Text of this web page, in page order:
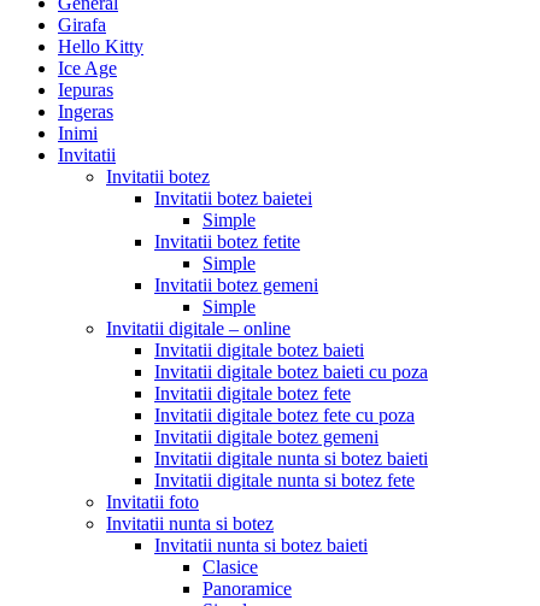
Girafa
Hello Kitty
Ice Age
Iepuras
Ingeras
Inimi
Invitatii
Invitatii botez
Invitatii botez baietei
Simple
Invitatii botez fetite
Simple
Invitatii botez gemeni
Simple
Invitatii digitale – online
Invitatii digitale botez baieti
Invitatii digitale botez baieti cu poza
Invitatii digitale botez fete
Invitatii digitale botez fete cu poza
Invitatii digitale botez gemeni
Invitatii digitale nunta si botez baieti
Invitatii digitale nunta si botez fete
Invitatii foto
Invitatii nunta si botez
Invitatii nunta si botez baieti
Clasice
Panoramice